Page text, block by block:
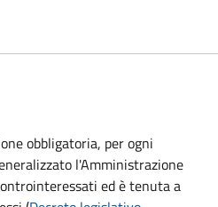
obbligatoria, per ogni
l'Amministrazione
ed è tenuta a